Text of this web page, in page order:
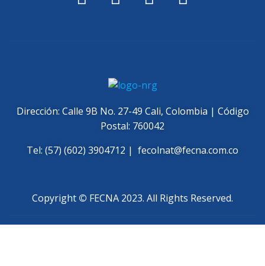
Dirección: Calle 9B No. 27-49 Cali, Colombia | Código
Postal: 760042
Tel: (57) (602) 3904712 | fecolnat@fecna.com.co
Copyright © FECNA 2023. All Rights Reserved.